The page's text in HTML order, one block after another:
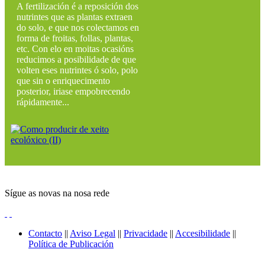
A fertilización é a reposición dos
nutrintes que as plantas extraen
do solo, e que nos colectamos en
forma de froitas, follas, plantas,
etc. Con elo en moitas ocasións
reducimos a posibilidade de que
volten eses nutrintes ó solo, polo
que sin o enriquecimento
posterior, iriase empobrecendo
rápidamente...
Sígue as novas na nosa rede
Contacto || Aviso Legal || Privacidade || Accesibilidade ||
Política de Publicación